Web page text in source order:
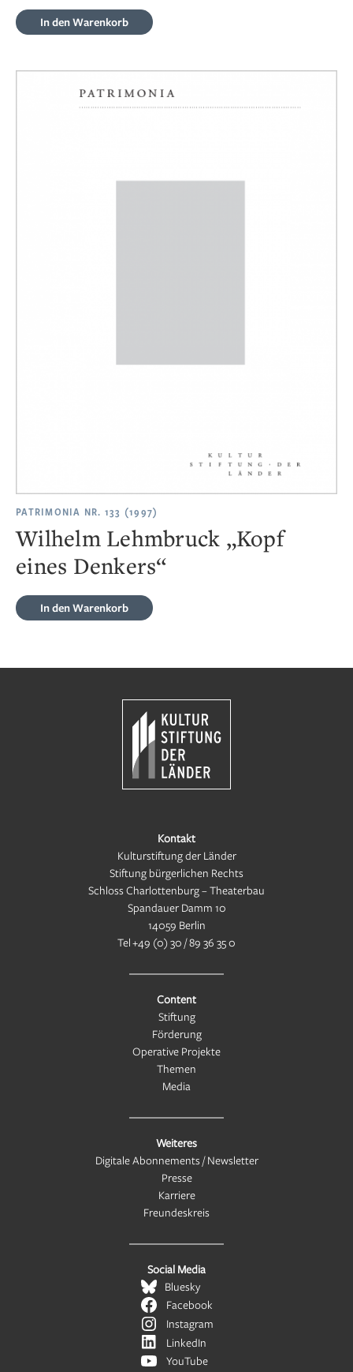
In den Warenkorb
PATRIMONIA NR. 133 (1997)
Wilhelm Lehmbruck „Kopf
eines Denkers“
In den Warenkorb
Kontakt
Kulturstiftung der Länder
Stiftung bürgerlichen Rechts
Schloss Charlottenburg – Theaterbau
Spandauer Damm 10
14059 Berlin
Tel+49 (0) 30 / 89 36 35 0
Content
Stiftung
Förderung
Operative Projekte
Themen
Media
Weiteres
Digitale Abonnements / Newsletter
Presse
Karriere
Freundeskreis
Social Media
Bluesky
Facebook
Instagram
LinkedIn
YouTube